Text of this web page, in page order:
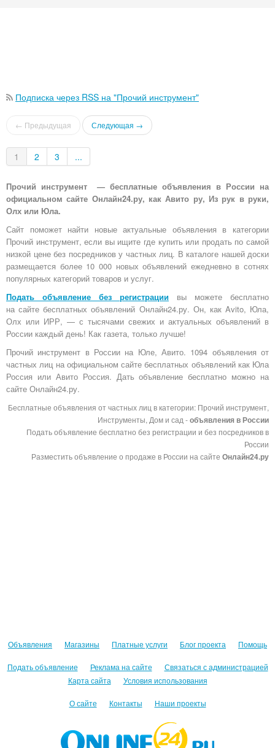
Подписка через RSS на "Прочий инструмент"
← Предыдущая Следующая →
1 2 3 ...
Прочий инструмент — бесплатные объявления в России на
официальном сайте Онлайн24.ру, как Авито ру, Из рук в руки,
Олх или Юла.
Сайт поможет найти новые актуальные объявления в категории
Прочий инструмент, если вы ищите где купить или продать по самой
низкой цене без посредников у частных лиц. В каталоге нашей доски
размещается более 10 000 новых объявлений ежедневно в сотнях
популярных категорий товаров и услуг.
Подать объявление без регистрации вы можете бесплатно
насайте бесплатных объявлений Онлайн24.ру. Он, как Avito, Юла,
Олх или ИРР, — с тысячами свежих и актуальных объявлений в
России каждый день! Как газета, только лучше!
Прочий инструмент в России на Юле, Авито. 1094 объявления от
частных лиц на официальном сайте бесплатных объявлений как Юла
Россия или Авито Россия. Дать объявление бесплатно можно на
сайте Онлайн24.ру.
Бесплатные объявления от частных лиц в категории: Прочий инструмент,
Инструменты, Дом и сад -объявления в России
Подать объявление бесплатно без регистрации и без посредников в
России
Разместить объявление о продаже в России на сайте Онлайн24.ру
Объявления Магазины Платные услуги Блог проекта Помощь
Подать объявление Реклама на сайте
Связаться с администрацией
Карта сайта
Условия использования
О сайте Контакты Наши проекты